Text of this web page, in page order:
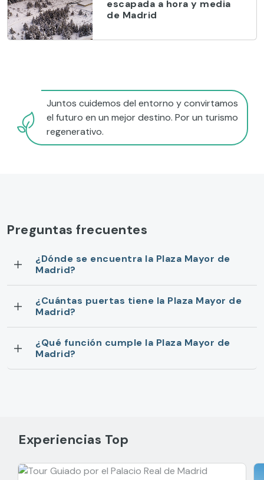
escapada a hora y media
de Madrid
Juntos cuidemos del entorno y convirtamos
el futuro en un mejor destino. Por un turismo
regenerativo.
Preguntas frecuentes
¿Dónde se encuentra la Plaza Mayor de
Madrid?
¿Cuántas puertas tiene la Plaza Mayor de
Madrid?
¿Qué función cumple la Plaza Mayor de
Madrid?
Experiencias Top